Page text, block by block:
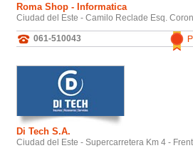
Roma Shop - Informatica
Ciudad del Este - Camilo Reclade Esq.
061-510043
Di Tech S.A.
Ciudad del Este - Supercarretera Km 4 -